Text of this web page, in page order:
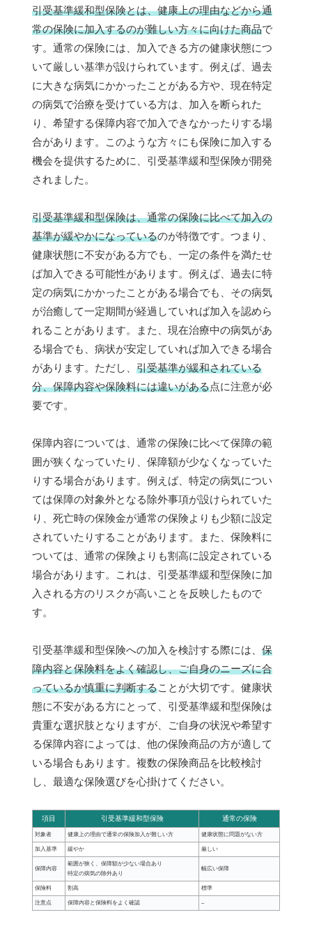
引受基準緩和型保険とは、健康上の理由などから通
常の保険に加入するのが難しい方々に向けた商品で
す。通常の保険には、加入できる方の健康状態につ
いて厳しい基準が設けられています。例えば、過去
に大きな病気にかかったことがある方や、現在特定
の病気で治療を受けている方は、加入を断られた
り、希望する保障内容で加入できなかったりする場
合があります。このような方々にも保険に加入する
機会を提供するために、引受基準緩和型保険が開発
されました。
引受基準緩和型保険は、通常の保険に比べて加入の
基準が緩やかになっているのが特徴です。つまり、
健康状態に不安がある方でも、一定の条件を満たせ
ば加入できる可能性があります。例えば、過去に特
定の病気にかかったことがある場合でも、その病気
が治癒して一定期間が経過していれば加入を認めら
れることがあります。また、現在治療中の病気があ
る場合でも、病状が安定していれば加入できる場合
があります。ただし、 引受基準が緩和されている
分、保障内容や保険料には違いがある点に注意が必
要です。
保障内容については、通常の保険に比べて保障の範
囲が狭くなっていたり、保障額が少なくなっていた
りする場合があります。例えば、特定の病気につい
ては保障の対象外となる除外事項が設けられていた
り、死亡時の保険金が通常の保険よりも少額に設定
されていたりすることがあります。また、保険料に
ついては、通常の保険よりも割高に設定されている
場合があります。これは、引受基準緩和型保険に加
入される方のリスクが高いことを反映したもので
す。
引受基準緩和型保険への加入を検討する際には、 保
障内容と保険料をよく確認し、ご自身のニーズに合
っているか慎重に判断することが大切です。健康状
態に不安がある方にとって、引受基準緩和型保険は
貴重な選択肢となりますが、ご自身の状況や希望す
る保障内容によっては、他の保険商品の方が適して
いる場合もあります。複数の保険商品を比較検討
し、最適な保険選びを心掛けてください。
項目 引受基準緩和型保険 通常の保険
対象者 健康上の理由で通常の保険加入が難しい方 健康状態に問題がない方
加入基準 緩やか 厳しい
保障内容
範囲が狭く、保障額が少ない場合あり
特定の病気の除外あり
幅広い保障
保険料 割高 標準
注意点 保障内容と保険料をよく確認 –